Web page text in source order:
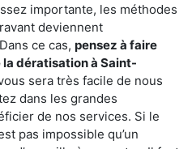
importante, les méthodes
deviennent
ce cas, pensez à faire
la dératisation à Saint-
sera très facile de nous
dans les grandes
de nos services. Si le
pas impossible qu’un